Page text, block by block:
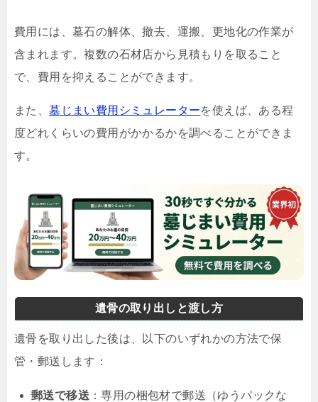
費用には、墓石の解体、撤去、運搬、更地化の作業が
含まれます。複数の石材店から見積もりを取ること
で、費用を抑えることができます。
また、墓じまい費用シミュレーターを使えば、ある程
度どれくらいの費用がかかるかを調べることができま
す。
遺骨の取り出しと渡し方
遺骨を取り出した後は、以下のいずれかの方法で保
管・郵送します：
郵送で移送 ：専用の梱包材で郵送（ゆうパックな